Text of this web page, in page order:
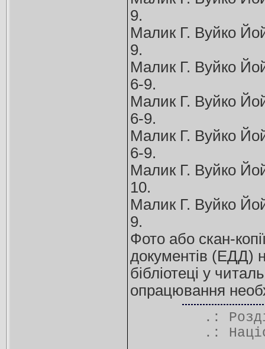
9.
Малик Г. Вуйко
9.
Малик Г. Вуйко
6-9.
Малик Г. Вуйко
6-9.
Малик Г. Вуйко
6-9.
Малик Г. Вуйко
10.
Малик Г. Вуйко
9.
Фото або скан-
документів (ЕДД)
бібліотеці у
опрацювання
.:
.: